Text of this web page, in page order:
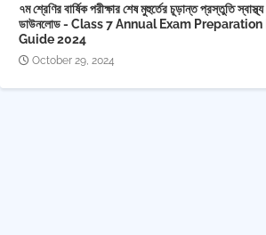
৭ম শ্রেণির বার্ষিক পরীক্ষার শেষ মুহুর্তের চূড়ান্ত প্রস্তুতি
ডাউনলোড - Class 7 Annual Exam
Guide 2024
October 29, 2024